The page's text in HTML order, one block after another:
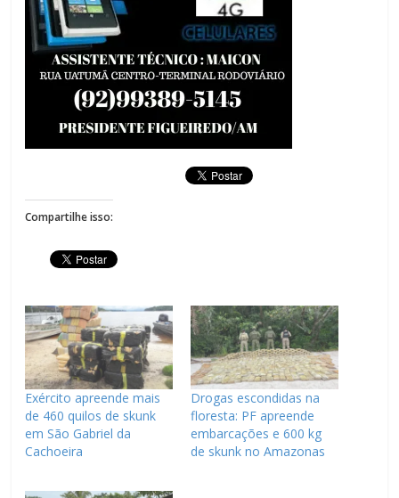
Compartilhe isso:
Exército apreende mais
de 460 quilos de skunk
em São Gabriel da
Cachoeira
Drogas escondidas na
floresta: PF apreende
embarcações e 600 kg
de skunk no Amazonas